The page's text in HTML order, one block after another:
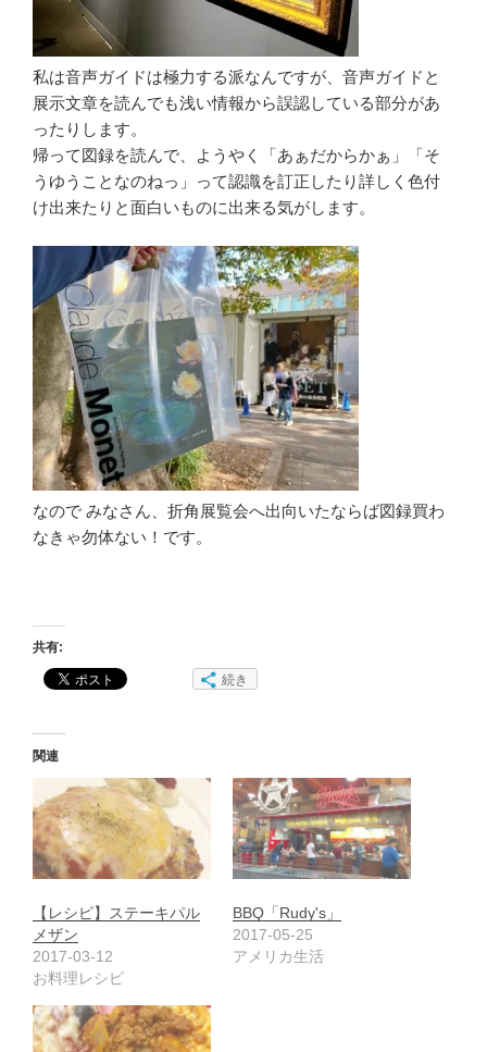
私は音声ガイドは極力する派なんですが、音声ガイドと
展示文章を読んでも浅い情報から誤認している部分があ
ったりします。
帰って図録を読んで、ようやく「あぁだからかぁ」「そ
うゆうことなのねっ」って認識を訂正したり詳しく色付
け出来たりと面白いものに出来る気がします。
なので みなさん、折角展覧会へ出向いたならば図録買わ
なきゃ勿体ない！です。
共有:
続き
関連
【レシピ】ステーキパル
メザン
2017-03-12
お料理レシピ
BBQ「Rudy's」
2017-05-25
アメリカ生活